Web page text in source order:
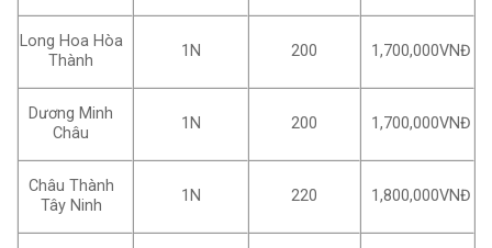
Long Hoa Hòa
Thành
1N 200 1,700,000VNĐ
Dương Minh
Châu
1N 200 1,700,000VNĐ
Châu Thành
Tây Ninh
1N 220 1,800,000VNĐ